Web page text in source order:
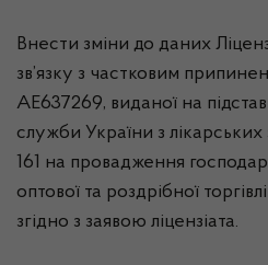
Внести зміни до даних
зв’язку з частковим
АЕ637269, виданої на
служби України з
161 на провадження
оптової та роздрібної
згідно з заявою ліцензіата.